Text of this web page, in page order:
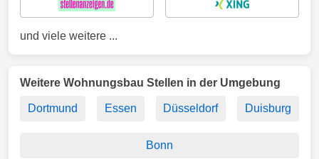
und viele weitere ...
Weitere Wohnungsbau Stellen in der Umgebung
Dortmund Essen Düsseldorf Duisburg
Bonn